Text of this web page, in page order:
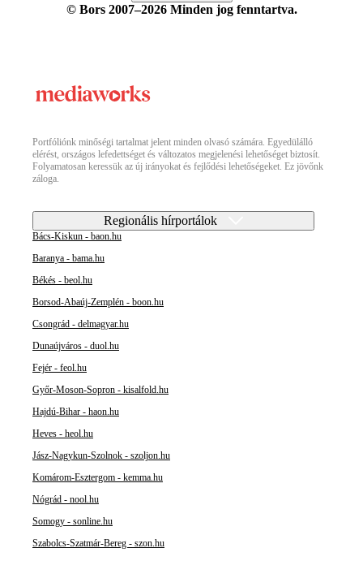
© Bors 2007–2026 Minden jog fenntartva.
Portfóliónk minőségi tartalmat jelent minden olvasó számára. Egyedülálló
elérést, országos lefedettséget és változatos megjelenési lehetőséget biztosít.
Folyamatosan keressük az új irányokat és fejlődési lehetőségeket. Ez jövőnk
záloga.
Regionális hírportálok
Bács-Kiskun - baon.hu
Baranya - bama.hu
Békés - beol.hu
Borsod-Abaúj-Zemplén - boon.hu
Csongrád - delmagyar.hu
Dunaújváros - duol.hu
Fejér - feol.hu
Győr-Moson-Sopron - kisalfold.hu
Hajdú-Bihar - haon.hu
Heves - heol.hu
Jász-Nagykun-Szolnok - szoljon.hu
Komárom-Esztergom - kemma.hu
Nógrád - nool.hu
Somogy - sonline.hu
Szabolcs-Szatmár-Bereg - szon.hu